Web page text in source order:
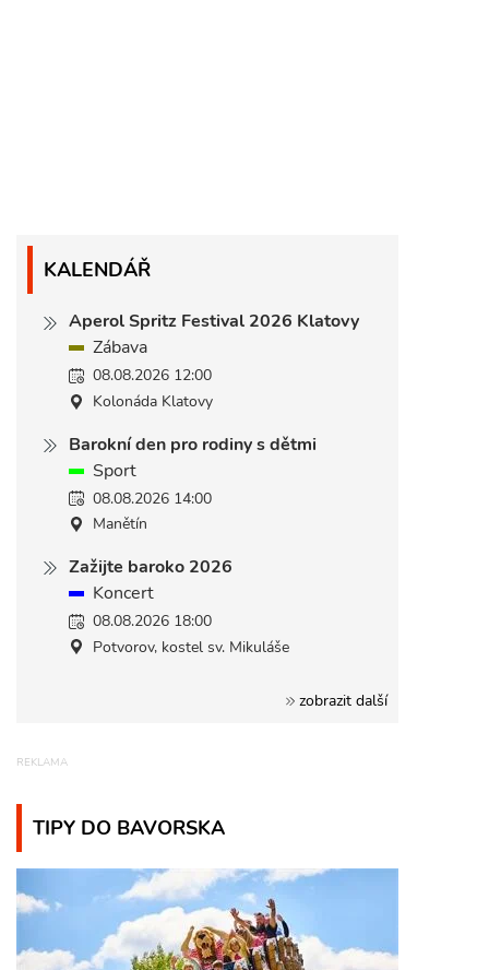
KALENDÁŘ
Aperol Spritz Festival 2026 Klatovy
Zábava
08.08.2026 12:00
Kolonáda Klatovy
Barokní den pro rodiny s dětmi
Sport
08.08.2026 14:00
Manětín
Zažijte baroko 2026
Koncert
08.08.2026 18:00
Potvorov, kostel sv. Mikuláše
zobrazit další
TIPY DO BAVORSKA